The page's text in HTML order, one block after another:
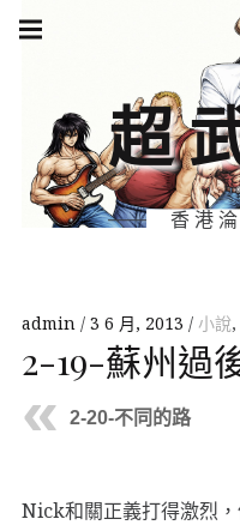
Skip
超
香港
navigation
admin 3 6 月, 2013 小說,
2-19-蘇州過
2-20-不同的路
Nick和關正義打得激烈